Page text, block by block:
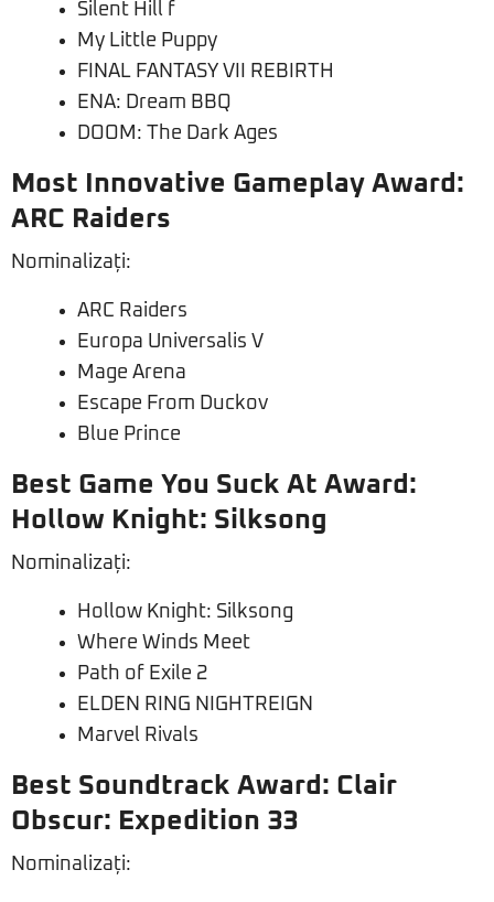
Silent Hill f
My Little Puppy
FINAL FANTASY VII REBIRTH
ENA: Dream BBQ
DOOM: The Dark Ages
Most Innovative Gameplay Award:
ARC Raiders
Nominalizați:
ARC Raiders
Europa Universalis V
Mage Arena
Escape From Duckov
Blue Prince
Best Game You Suck At Award:
Hollow Knight: Silksong
Nominalizați:
Hollow Knight: Silksong
Where Winds Meet
Path of Exile 2
ELDEN RING NIGHTREIGN
Marvel Rivals
Best Soundtrack Award: Clair
Obscur: Expedition 33
Nominalizați: